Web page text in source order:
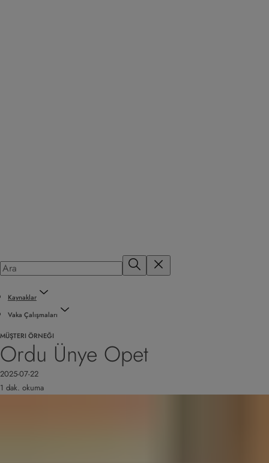
Kaynaklar
Vaka Çalışmaları
MÜŞTERI ÖRNEĞI
Ordu Ünye Opet
2025-07-22
1 dak. okuma